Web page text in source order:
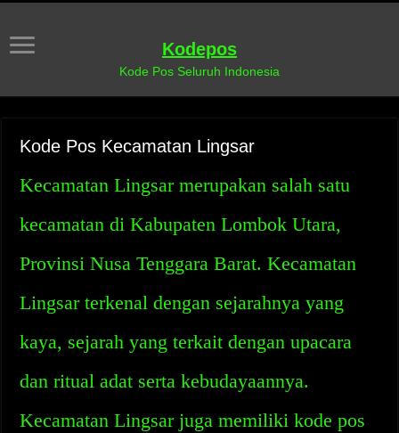
Kodepos
Kode Pos Seluruh Indonesia
Kode Pos Kecamatan Lingsar
Kecamatan Lingsar merupakan salah satu
kecamatan di Kabupaten Lombok Utara,
Provinsi Nusa Tenggara Barat. Kecamatan
Lingsar terkenal dengan sejarahnya yang
kaya, sejarah yang terkait dengan upacara
dan ritual adat serta kebudayaannya.
Kecamatan Lingsar juga memiliki kode pos